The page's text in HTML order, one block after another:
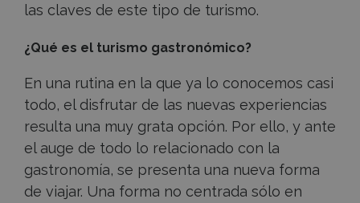
las claves de este tipo de turismo.
¿Qué es el turismo gastronómico?
En una rutina en la que ya lo conocemos casi
todo, el disfrutar de las nuevas experiencias
resulta una muy grata opción. Por ello, y ante
el auge de todo lo relacionado con la
gastronomía, se presenta una nueva forma
de viajar. Una forma no centrada sólo en